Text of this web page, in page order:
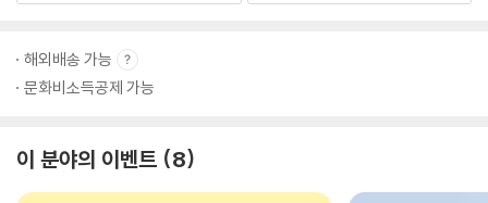
해외배송 가능
문화비소득공제 가능
이 분야의 이벤트 8